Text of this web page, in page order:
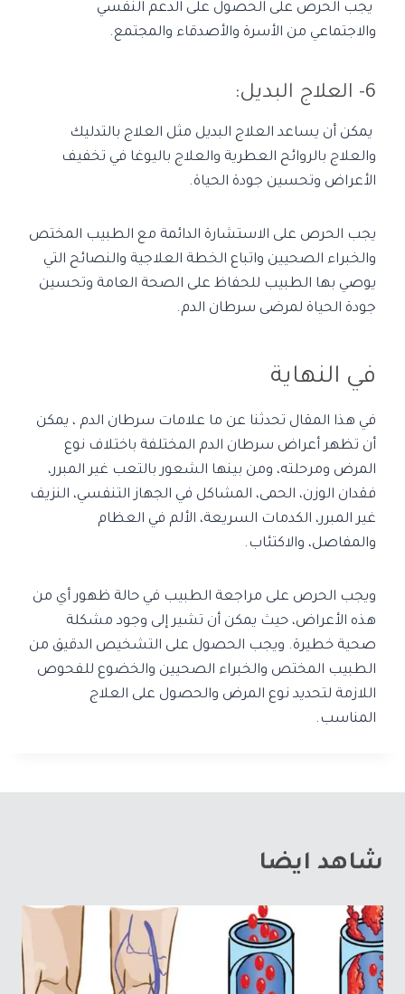
يجب الحرص على الحصول على الدعم النفسي
والاجتماعي من الأسرة والأصدقاء والمجتمع.
6- العلاج البديل:
يمكن أن يساعد العلاج البديل مثل العلاج بالتدليك
والعلاج بالروائح العطرية والعلاج باليوغا في تخفيف
الأعراض وتحسين جودة الحياة.
يجب الحرص على الاستشارة الدائمة مع الطبيب المختص
والخبراء الصحيين واتباع الخطة العلاجية والنصائح التي
يوصي بها الطبيب للحفاظ على الصحة العامة وتحسين
جودة الحياة لمرضى سرطان الدم.
في النهاية
في هذا المقال تحدثنا عن ما علامات سرطان الدم ، يمكن
أن تظهر أعراض سرطان الدم المختلفة باختلاف نوع
المرض ومرحلته، ومن بينها الشعور بالتعب غير المبرر،
فقدان الوزن، الحمى، المشاكل في الجهاز التنفسي، النزيف
غير المبرر، الكدمات السريعة، الألم في العظام
والمفاصل، والاكتئاب.
ويجب الحرص على مراجعة الطبيب في حالة ظهور أي من
هذه الأعراض، حيث يمكن أن تشير إلى وجود مشكلة
صحية خطيرة. ويجب الحصول على التشخيص الدقيق من
الطبيب المختص والخبراء الصحيين والخضوع للفحوص
اللازمة لتحديد نوع المرض والحصول على العلاج
المناسب.
شاهد ايضا